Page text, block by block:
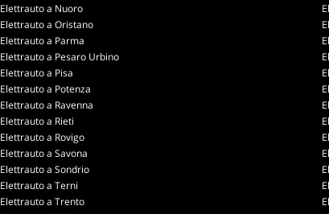
Elettrauto a Nuoro
Elettrauto a Oristano
Elettrauto a Parma
Elettrauto a Pesaro Urbino
Elettrauto a Pisa
Elettrauto a Potenza
Elettrauto a Ravenna
Elettrauto a Rieti
Elettrauto a Rovigo
Elettrauto a Savona
Elettrauto a Sondrio
Elettrauto a Terni
Elettrauto a Trento